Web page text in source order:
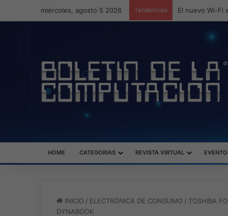
miércoles, agosto 5 2026 Tendencias ASUS redefine
HOME CATEGORIAS REVISTA VIRTUAL
INICIO / ELECTRÓNICA DE CONSUMO / TOSHIBA
DYNABOOK